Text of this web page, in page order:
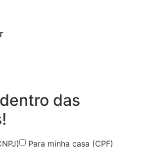
das
Para minha casa (CPF)